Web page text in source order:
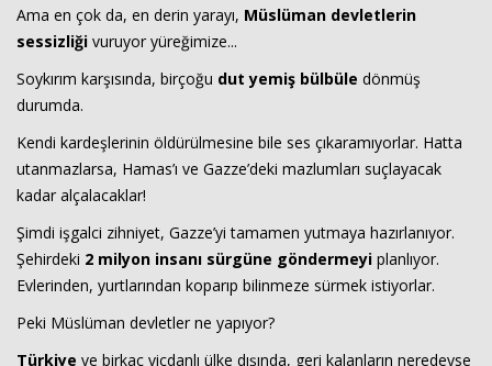
Ama en çok da, en derin yarayı, Müslüman devletlerin
sessizliği vuruyor yüreğimize...
Soykırım karşısında, birçoğu dut yemiş bülbüle dönmüş
durumda.
Kendi kardeşlerinin öldürülmesine bile ses çıkaramıyorlar. Hatta
utanmazlarsa, Hamas’ı ve Gazze’deki mazlumları suçlayacak
kadar alçalacaklar!
Şimdi işgalci zihniyet, Gazze’yi tamamen yutmaya hazırlanıyor.
Şehirdeki 2 milyon insanı sürgüne göndermeyi planlıyor.
Evlerinden, yurtlarından koparıp bilinmeze sürmek istiyorlar.
Peki Müslüman devletler ne yapıyor?
Türkiye ve birkaç vicdanlı ülke dışında, geri kalanların neredeyse